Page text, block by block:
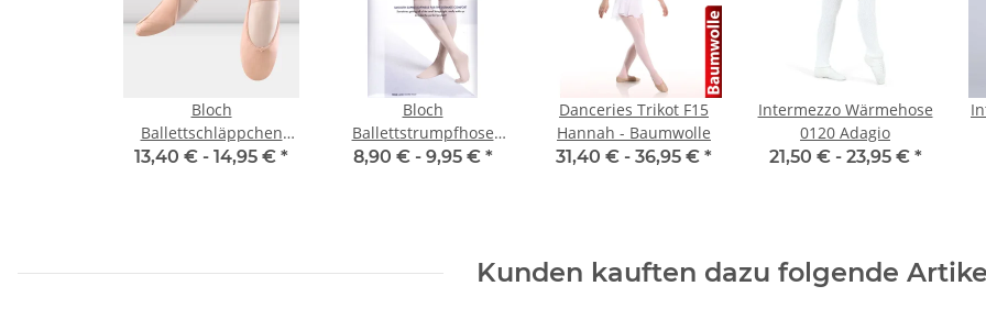
Bloch
Ballettschläppchen
S0209G Arise - Kinder
13,40 € - 14,95 € *
Bloch
Ballettstrumpfhose
T0981 Footed Tight
8,90 € - 9,95 € *
Danceries Trikot F15
Hannah - Baumwolle
31,40 € - 36,95 € *
Intermezzo Wärmehose
0120 Adagio
21,50 € - 23,95 € *
Kunden kauften dazu folgende